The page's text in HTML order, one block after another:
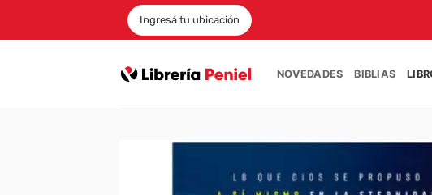
Ingresá tu ubicación
NOVEDADES BIBLIAS